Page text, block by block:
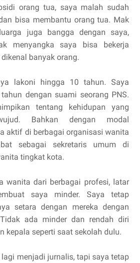
orang tua, saya malah sudah
bisa membantu orang tua. Mak
juga bangga dengan saya,
menyangka saya bisa bekerja
banyak orang.
lakoni hingga 10 tahun. Saya
dengan suami seorang PNS.
tentang kehidupan yang
Bahkan dengan modal
aktif di berbagai organisasi wanita
sebagai sekretaris umum di
tingkat kota.
wanita dari berbagai profesi, latar
saya minder. Saya tetap
setara dengan mereka dengan
ada minder dan rendah diri
kepala seperti saat sekolah dulu.
menjadi jurnalis, tapi saya tetap